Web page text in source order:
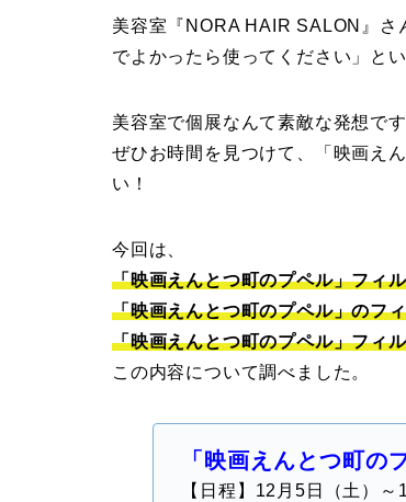
美容室『NORA HAIR SALON』さ
でよかったら使ってください」と
美容室で個展なんて素敵な発想です
ぜひお時間を見つけて、「映画え
い！
今回は、
「映画えんとつ町のプペル」フィ
「映画えんとつ町のプペル」のフ
「映画えんとつ町のプペル」フィ
この内容について調べました。
「映画えんとつ町の
【日程】12月5日（土）～